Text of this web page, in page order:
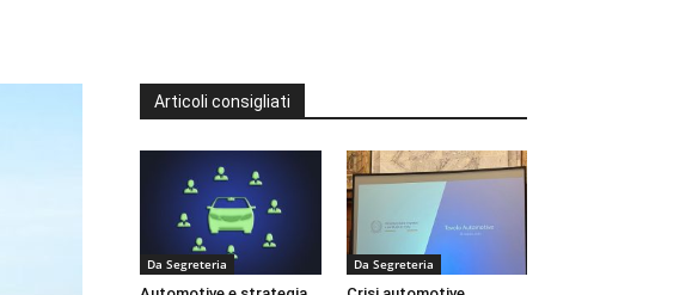
Articoli consigliati
Da Segreteria Da Segreteria